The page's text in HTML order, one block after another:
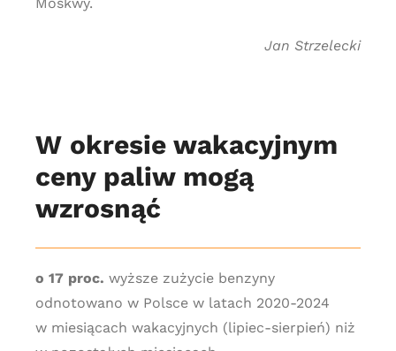
Jan Strzelecki
W okresie wakacyjnym
ceny paliw mogą
wzrosnąć
o 17 proc. wyższe zużycie benzyny
odnotowano w Polsce w latach 2020-2024
w miesiącach wakacyjnych (lipiec-sierpień) niż